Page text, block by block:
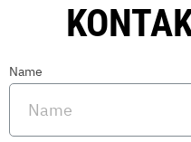
Name